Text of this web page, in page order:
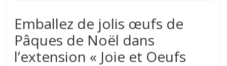
Emballez de jolis œufs de
Pâques de Noël dans
l’extension « Joie et Oeufs